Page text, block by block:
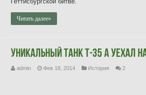
Читать далее»
Уникальный танк Т-35 А уехал
admin Фев 18, 2014 История 2